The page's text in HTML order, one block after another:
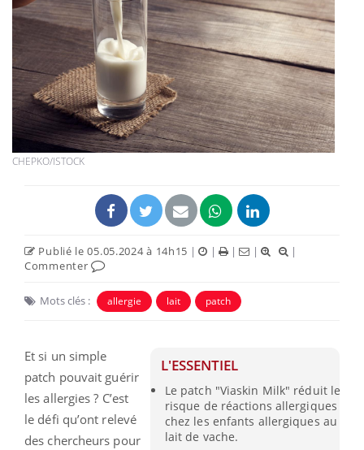
CHEPKO/ISTOCK
Publié le 05.05.2024 à 14h15 | | | |
|
Commenter
Mots clés : allergie lait patch
L'ESSENTIEL
Le patch "Viaskin Milk" réduit le
risque de réactions allergiques
chez les enfants allergiques au
lait de vache.
Et si un simple
patch pouvait guérir
les allergies ? C’est
le défi qu’ont relevé
des chercheurs pour